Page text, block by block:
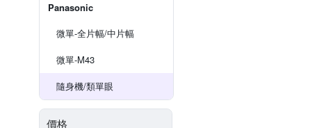
Panasonic
微單-全片幅/中片幅
微單-M43
隨身機/類單眼
價格